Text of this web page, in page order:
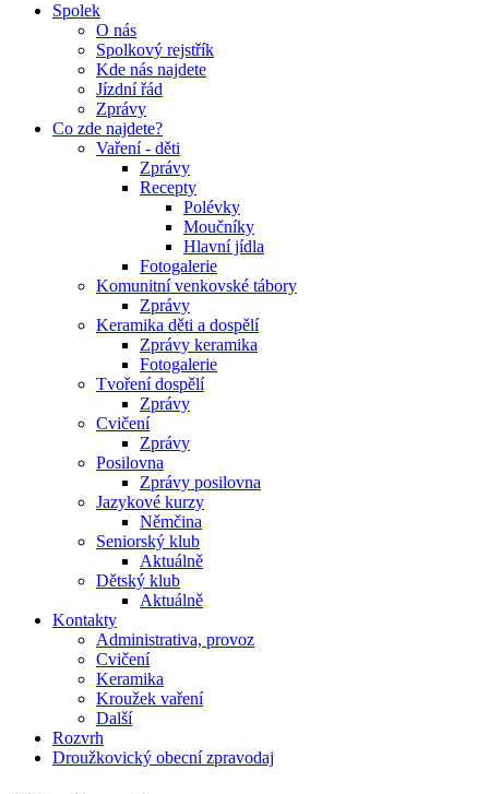
Spolek
O nás
Spolkový rejstřík
Kde nás najdete
Jízdní řád
Zprávy
Co zde najdete?
Vaření - děti
Zprávy
Recepty
Polévky
Moučníky
Hlavní jídla
Fotogalerie
Komunitní venkovské tábory
Zprávy
Keramika děti a dospělí
Zprávy keramika
Fotogalerie
Tvoření dospělí
Zprávy
Cvičení
Zprávy
Posilovna
Zprávy posilovna
Jazykové kurzy
Němčina
Seniorský klub
Aktuálně
Dětský klub
Aktuálně
Kontakty
Administrativa, provoz
Cvičení
Keramika
Kroužek vaření
Další
Rozvrh
Droužkovický obecní zpravodaj